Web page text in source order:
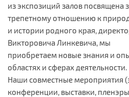
из экспозиций залов посвящена
трепетному отношению к
и истории родного края,
Викторовича Линкевича, мы
приобретаем новые знания и
областях и сферах деятельности.
Наши совместные мероприятия
конференции, выставки,